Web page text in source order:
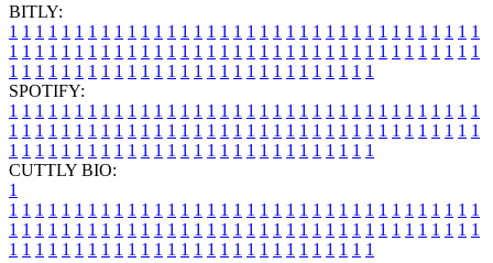
BITLY:
1 1 1 1 1 1 1 1 1 1 1 1 1 1 1 1 1 1 1 1 1 1 1 1 1 1 1 1 1 1 1 1 1 1 1 1
1 1 1 1 1 1 1 1 1 1 1 1 1 1 1 1 1 1 1 1 1 1 1 1 1 1 1 1 1 1 1 1 1 1 1 1
1 1 1 1 1 1 1 1 1 1 1 1 1 1 1 1 1 1 1 1 1 1 1 1 1 1 1 1
SPOTIFY:
1 1 1 1 1 1 1 1 1 1 1 1 1 1 1 1 1 1 1 1 1 1 1 1 1 1 1 1 1 1 1 1 1 1 1 1
1 1 1 1 1 1 1 1 1 1 1 1 1 1 1 1 1 1 1 1 1 1 1 1 1 1 1 1 1 1 1 1 1 1 1 1
1 1 1 1 1 1 1 1 1 1 1 1 1 1 1 1 1 1 1 1 1 1 1 1 1 1 1 1
CUTTLY BIO:
1
1 1 1 1 1 1 1 1 1 1 1 1 1 1 1 1 1 1 1 1 1 1 1 1 1 1 1 1 1 1 1 1 1 1 1 1
1 1 1 1 1 1 1 1 1 1 1 1 1 1 1 1 1 1 1 1 1 1 1 1 1 1 1 1 1 1 1 1 1 1 1 1
1 1 1 1 1 1 1 1 1 1 1 1 1 1 1 1 1 1 1 1 1 1 1 1 1 1 1 1